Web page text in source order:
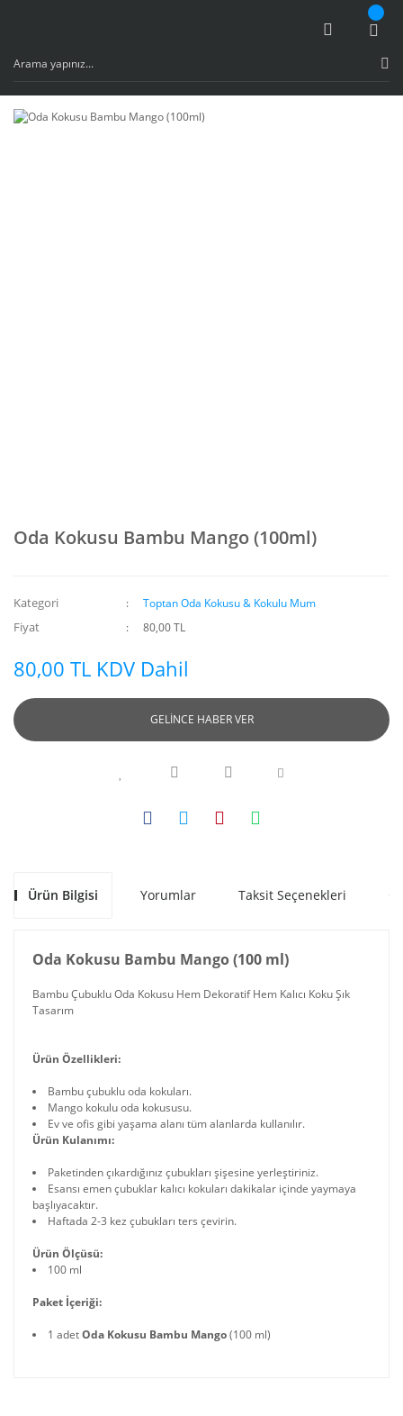
Oda Kokusu Bambu Mango (100ml)
Kategori Toptan Oda Kokusu & Kokulu Mum
Fiyat 80,00 TL
80,00 TL KDV Dahil
GELİNCE HABER VER
Ürün Bilgisi Yorumlar Taksit Seçenekleri
Oda Kokusu Bambu Mango (100 ml)
Bambu Çubuklu Oda Kokusu Hem Dekoratif Hem Kalıcı Koku Şık
Tasarım
Ürün Özellikleri:
Bambu çubuklu oda kokuları.
Mango kokulu oda kokususu.
Ev ve ofis gibi yaşama alanı tüm alanlarda kullanılır.
Ürün Kulanımı:
Paketinden çıkardığınız çubukları şişesine yerleştiriniz.
Esansı emen çubuklar kalıcı kokuları dakikalar içinde yaymaya
başlıyacaktır.
Haftada 2-3 kez çubukları ters çevirin.
Ürün Ölçüsü:
100 ml
Paket İçeriği:
1 adetOda Kokusu Bambu Mango(100 ml)